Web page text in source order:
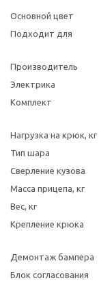
Основной цвет
Подходит для
Производитель
Электрика
Комплект
Нагрузка на крюк, кг
Тип шара
Сверление кузова
Масса прицепа, кг
Вес, кг
Крепление крюка
Демонтаж бампера
Блок согласования